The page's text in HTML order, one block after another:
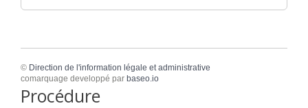
© Direction de l'information légale et administrative
comarquage developpé par baseo.io
Procédure